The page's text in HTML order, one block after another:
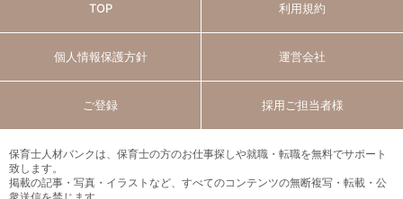
TOP 利用規約
個人情報保護方針 運営会社
ご登録 採用ご担当者様
保育士人材バンクは、保育士の方のお仕事探しや就職・転職を無料でサポート
致します。
掲載の記事・写真・イラストなど、すべてのコンテンツの無断複写・転載・公